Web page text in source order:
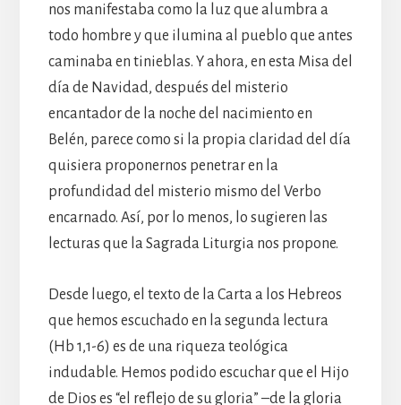
nos manifestaba como la luz que alumbra a
todo hombre y que ilumina al pueblo que antes
caminaba en tinieblas. Y ahora, en esta Misa del
día de Navidad, después del misterio
encantador de la noche del nacimiento en
Belén, parece como si la propia claridad del día
quisiera proponernos penetrar en la
profundidad del misterio mismo del Verbo
encarnado. Así, por lo menos, lo sugieren las
lecturas que la Sagrada Liturgia nos propone.
Desde luego, el texto de la Carta a los Hebreos
que hemos escuchado en la segunda lectura
(Hb 1,1-6) es de una riqueza teológica
indudable. Hemos podido escuchar que el Hijo
de Dios es “el reflejo de su gloria” –de la gloria